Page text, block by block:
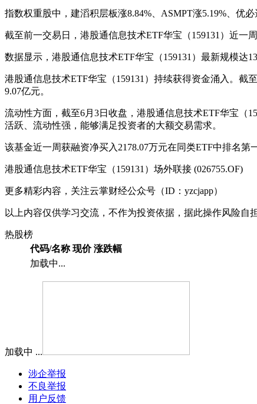
指数权重股中，建滔积层板涨8.84%、ASMPT涨5.19%、优
截至前一交易日，港股通信息技术ETF华宝（159131）近一
数据显示，港股通信息技术ETF华宝（159131）最新规模达
港股通信息技术ETF华宝（159131）持续获得资金涌入。截
9.07亿元。
流动性方面，截至6月3日收盘，港股通信息技术ETF华宝（
活跃、流动性强，能够满足投资者的大额交易需求。
该基金近一周获融资净买入2178.07万元在同类ETF中排名第一
港股通信息技术ETF华宝（159131）场外联接 (026755.OF)
更多精彩内容，关注云掌财经公众号（ID：yzcjapp）
以上内容仅供学习交流，不作为投资依据，据此操作风险自
热股榜
代码/名称 现价 涨跌幅
加载中...
加载中 ...
涉企举报
不良举报
用户反馈